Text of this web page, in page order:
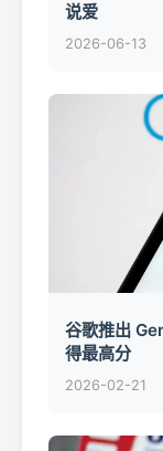
说爱
2026-06-13
谷歌推出
得最高分
2026-02-21